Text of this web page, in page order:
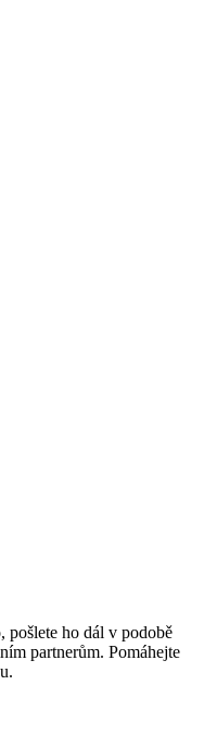
pošlete ho dál v podobě
partnerům. Pomáhejte